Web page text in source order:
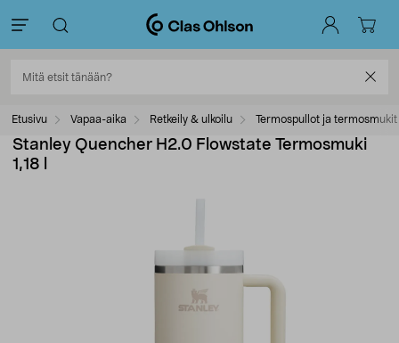
Etusivu Vapaa-aika Retkeily & ulkoilu Termospullot ja termosmukit
Stanley Quencher H2.0 Flowstate Termosmuki
1,18 l